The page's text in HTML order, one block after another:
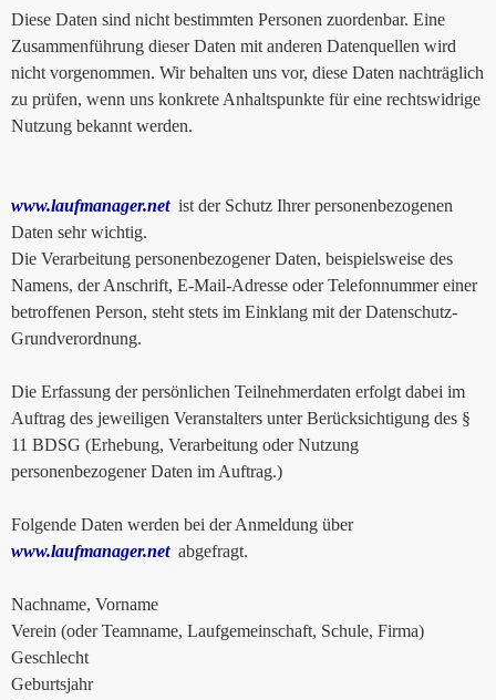
Diese Daten sind nicht bestimmten Personen zuordenbar. Eine
Zusammenführung dieser Daten mit anderen Datenquellen wird
nicht vorgenommen. Wir behalten uns vor, diese Daten nachträglich
zu prüfen, wenn uns konkrete Anhaltspunkte für eine rechtswidrige
Nutzung bekannt werden.
www.laufmanager.netist der Schutz Ihrer personenbezogenen
Daten sehr wichtig.
Die Verarbeitung personenbezogener Daten, beispielsweise des
Namens, der Anschrift, E-Mail-Adresse oder Telefonnummer einer
betroffenen Person, steht stets im Einklang mit der Datenschutz-
Grundverordnung.
Die Erfassung der persönlichen Teilnehmerdaten erfolgt dabei im
Auftrag des jeweiligen Veranstalters unter Berücksichtigung des §
11 BDSG (Erhebung, Verarbeitung oder Nutzung
personenbezogener Daten im Auftrag.)
Folgende Daten werden bei der Anmeldung über
www.laufmanager.netabgefragt.
Nachname, Vorname
Verein (oder Teamname, Laufgemeinschaft, Schule, Firma)
Geschlecht
Geburtsjahr